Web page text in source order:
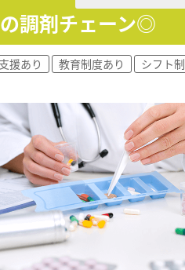
調剤チェーン◎
援あり 教育制度あり
シフト制